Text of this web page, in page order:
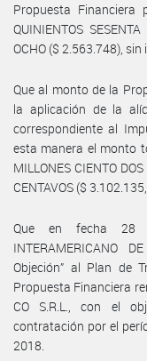
Propuesta Financiera
QUINIENTOS
OCHO ($ 2.563.748), sin
Que al monto de la
la aplicación de la
correspondiente al
esta manera el monto
MILLONES CIENTO
CENTAVOS ($
Que en fecha 28
INTERAMERICANO
Objeción” al Plan de
Propuesta Financiera
CO S.R.L., con el
contratación por el
2018.